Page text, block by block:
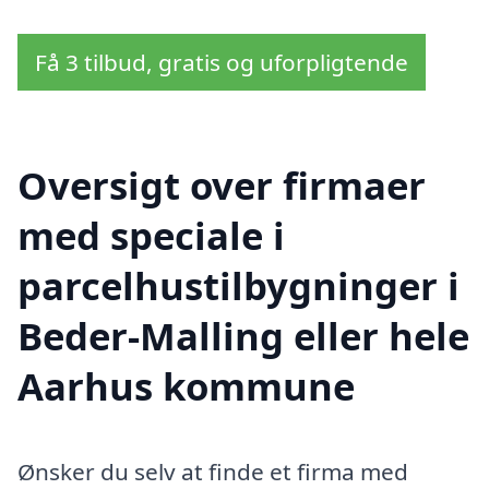
Få 3 tilbud, gratis og uforpligtende
Oversigt over firmaer
med speciale i
parcelhustilbygninger i
Beder-Malling eller hele
Aarhus kommune
Ønsker du selv at finde et firma med